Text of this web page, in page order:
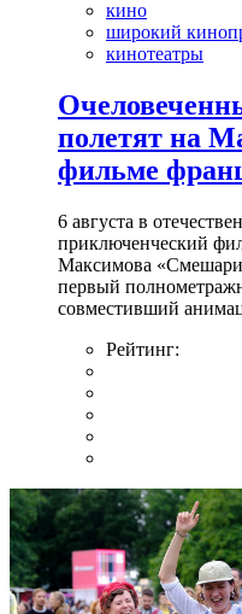
кино
широкий
кинотеатры
полетят на
фильме
6 августа в
приключенческий
Максимова
первый
совместивший
Рейтинг: